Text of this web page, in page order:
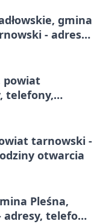
gmina
- adresy,
powiat
telefony,
tarnowski -
otwarcia
Pleśna,
telefony,